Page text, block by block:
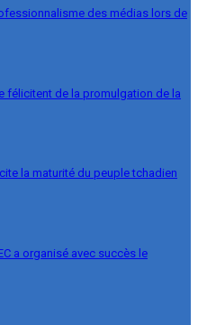
des médias lors de
félicitent de la promulgation de la
la maturité du peuple tchadien
a organisé avec succès le